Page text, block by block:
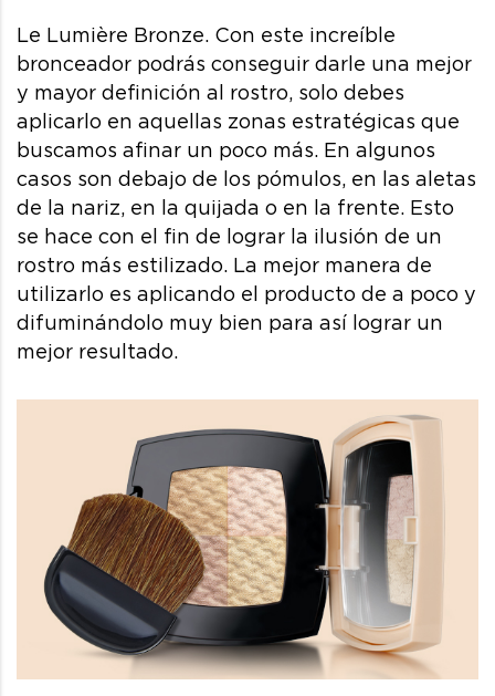
Le Lumière Bronze. Con este increíble
bronceador podrás conseguir darle una mejor
y mayor definición al rostro, solo debes
aplicarlo en aquellas zonas estratégicas que
buscamos afinar un poco más. En algunos
casos son debajo de los pómulos, en las aletas
de la nariz, en la quijada o en la frente. Esto
se hace con el fin de lograr la ilusión de un
rostro más estilizado. La mejor manera de
utilizarlo es aplicando el producto de a poco y
difuminándolo muy bien para así lograr un
mejor resultado.